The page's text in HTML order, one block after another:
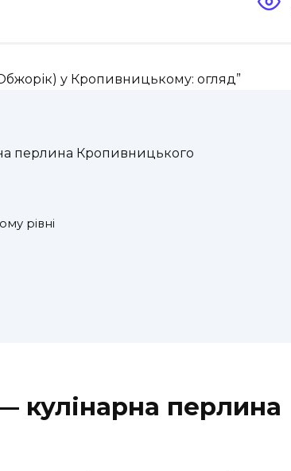
перлина Кропивницького
рівні
кулінарна перлина